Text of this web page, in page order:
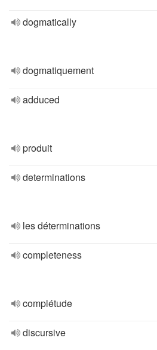
dogmatically
dogmatiquement
adduced
produit
determinations
les déterminations
completeness
complétude
discursive